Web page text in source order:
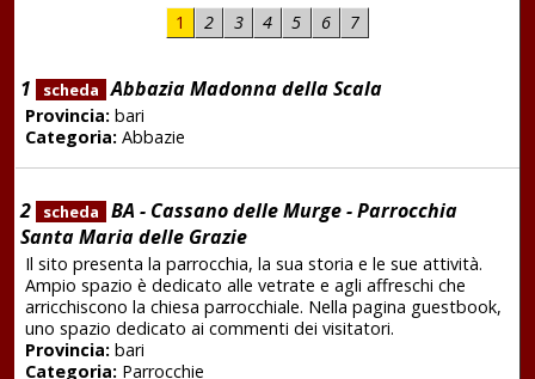
1
2 3 4 5 6 7
1 scheda Abbazia Madonna della Scala
Provincia:bari
Categoria:Abbazie
2 scheda
BA - Cassano delle Murge - Parrocchia
Santa Maria delle Grazie
Il sito presenta la parrocchia, la sua storia e le sue attività.
Ampio spazio è dedicato alle vetrate e agli affreschi che
arricchiscono la chiesa parrocchiale. Nella pagina guestbook,
uno spazio dedicato ai commenti dei visitatori.
Provincia:bari
Categoria:Parrocchie